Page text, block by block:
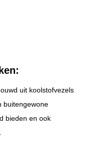
uit koolstofvezels
buitengewone
bieden en ook